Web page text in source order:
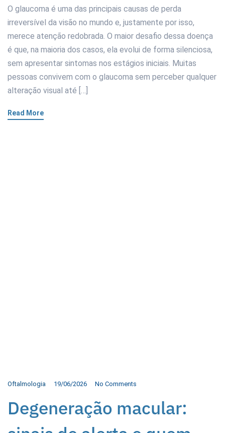
O glaucoma é uma das principais causas de perda
irreversível da visão no mundo e, justamente por isso,
merece atenção redobrada. O maior desafio dessa doença
é que, na maioria dos casos, ela evolui de forma silenciosa,
sem apresentar sintomas nos estágios iniciais. Muitas
pessoas convivem com o glaucoma sem perceber qualquer
alteração visual até […]
Read More
Oftalmologia 19/06/2026 No Comments
Degeneração macular: